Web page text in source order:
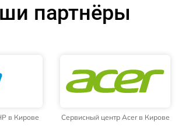
партнёры
в Кирове Сервисный центр Acer в Кирове